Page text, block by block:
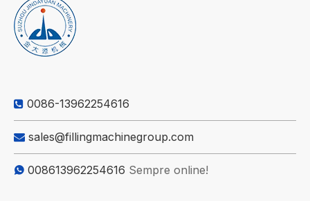
 0086-13962254616
 sales@fillingmachinegroup.com
 008613962254616 Sempre online!